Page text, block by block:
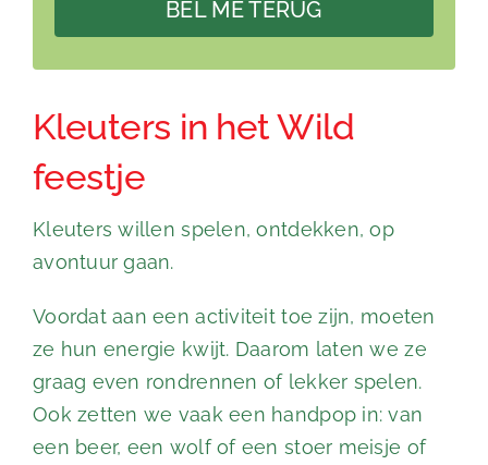
BEL ME TERUG
Kleuters in het Wild
feestje
Kleuters willen spelen, ontdekken, op
avontuur gaan.
Voordat aan een activiteit toe zijn, moeten
ze hun energie kwijt. Daarom laten we ze
graag even rondrennen of lekker spelen.
Ook zetten we vaak een handpop in: van
een beer, een wolf of een stoer meisje of